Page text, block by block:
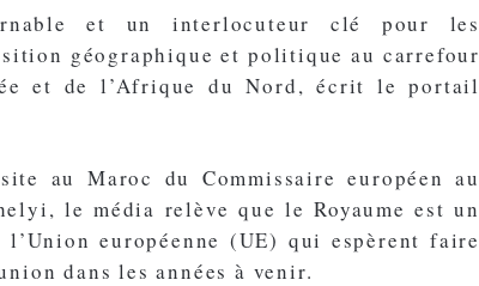
et un interlocuteur clé pour les
géographique et politique au carrefour
et de l’Afrique du Nord, écrit le portail
au Maroc du Commissaire européen au
le média relève que le Royaume est un
européenne (UE) qui espèrent faire
dans les années à venir.